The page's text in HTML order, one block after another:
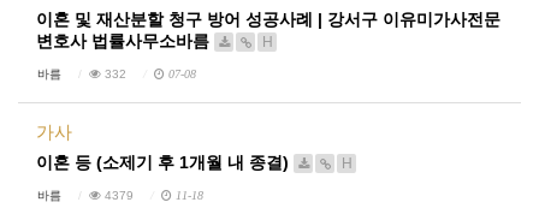
이혼 및 재산분할 청구 방어 성공사례 | 강서구 이유미가사전문
변호사 법률사무소바름
H
바름 332 07-08
가사
이혼 등 (소제기 후 1개월 내 종결)
H
바름 4379 11-18